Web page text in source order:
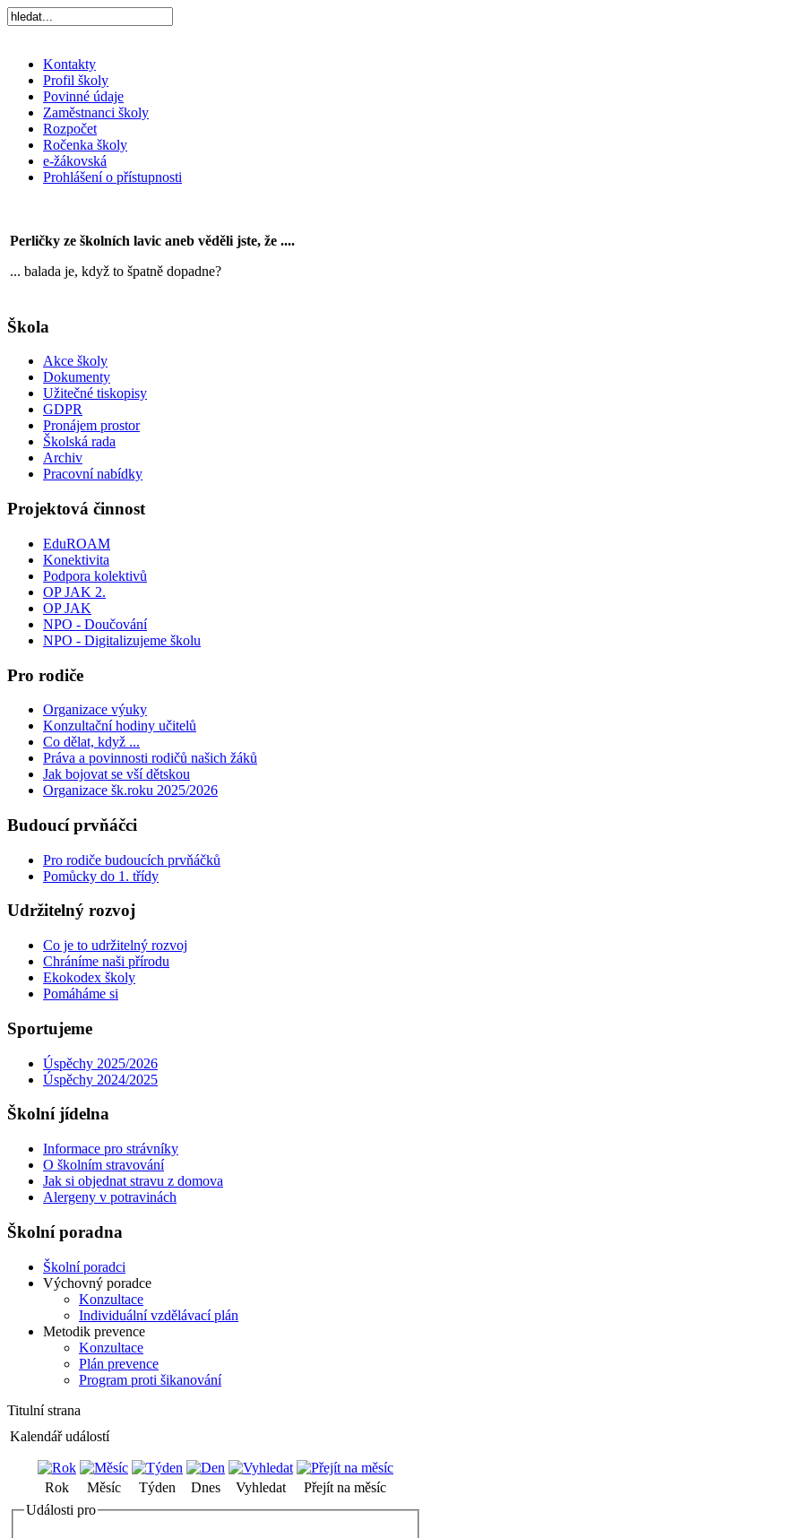
Kontakty
Profil školy
Povinné údaje
Zaměstnanci školy
Rozpočet
Ročenka školy
e-žákovská
Prohlášení o přístupnosti
Perličky ze školních lavic aneb věděli jste, že ....
... balada je, když to špatně dopadne?
Škola
Akce školy
Dokumenty
Užitečné tiskopisy
GDPR
Pronájem prostor
Školská rada
Archiv
Pracovní nabídky
Projektová činnost
EduROAM
Konektivita
Podpora kolektivů
OP JAK 2.
OP JAK
NPO - Doučování
NPO - Digitalizujeme školu
Pro rodiče
Organizace výuky
Konzultační hodiny učitelů
Co dělat, když ...
Práva a povinnosti rodičů našich žáků
Jak bojovat se vší dětskou
Organizace šk.roku 2025/2026
Budoucí prvňáčci
Pro rodiče budoucích prvňáčků
Pomůcky do 1. třídy
Udržitelný rozvoj
Co je to udržitelný rozvoj
Chráníme naši přírodu
Ekokodex školy
Pomáháme si
Sportujeme
Úspěchy 2025/2026
Úspěchy 2024/2025
Školní jídelna
Informace pro strávníky
O školním stravování
Jak si objednat stravu z domova
Alergeny v potravinách
Školní poradna
Školní poradci
Výchovný poradce
Konzultace
Individuální vzdělávací plán
Metodik prevence
Konzultace
Plán prevence
Program proti šikanování
Titulní strana
Kalendář událostí
Rok Měsíc Týden Dnes Vyhledat
Přejít na měsíc
Události pro